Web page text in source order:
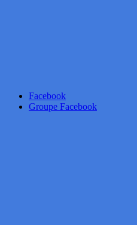
Facebook
Groupe Facebook